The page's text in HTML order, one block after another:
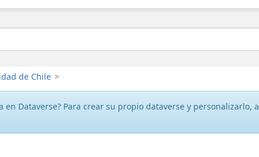
de Chile >
en Dataverse? Para crear su propio dataverse y personalizarlo,